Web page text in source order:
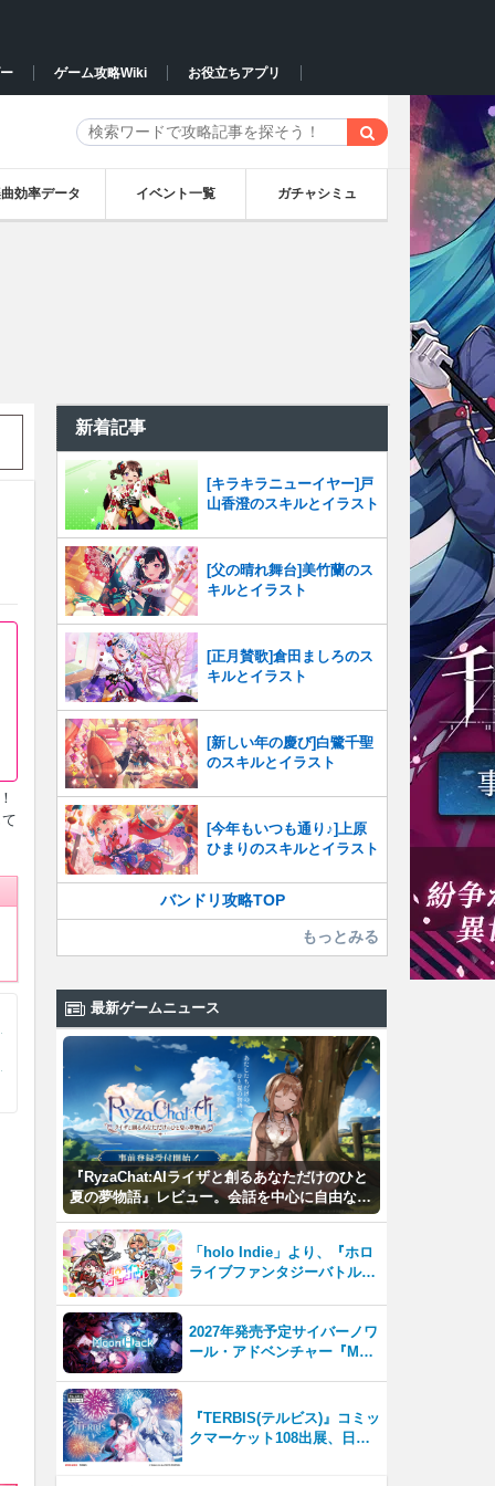
ゲーム攻略Wiki お役立ちアプリ
効率データ イベント一覧 ガチャシミュ
新着記事
[キラキラニューイヤー]戸
山香澄のスキルとイラスト
[父の晴れ舞台]美竹蘭のス
キルとイラスト
[正月賛歌]倉田ましろのス
キルとイラスト
[新しい年の慶び]白鷺千聖
のスキルとイラスト
[今年もいつも通り♪]上原
ひまりのスキルとイラスト
バンドリ攻略TOP
もっとみる
最新ゲームニュース
『RyzaChat:AIライザと創るあなただけのひと
夏の夢物語』レビュー。会話を中心に自由な冒
険を進めていくシステムはこれまでにない新鮮
な体験が楽しめる【先行プレイレポート】
「holo Indie」より、『ホロ
ライブファンタジーバトル』
2027年発売予定サイバーノワ
ール・アドベンチャー『Moo
『TERBIS(テルビス)』コミッ
クマーケット108出展、日本